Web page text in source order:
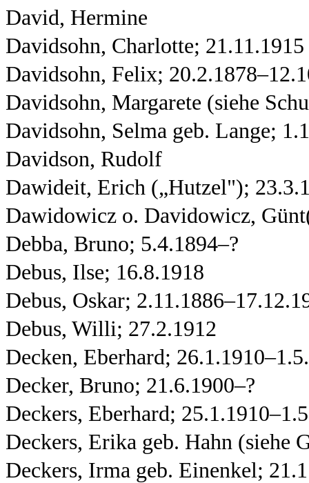
David, Hermine
Davidsohn, Charlotte; 21.11.1915
Davidsohn, Felix;
Davidsohn, Margarete (siehe
Davidsohn, Selma geb. Lange;
Davidson, Rudolf
Dawideit, Erich („Hutzel");
Dawidowicz o. Davidowicz,
Debba, Bruno; 5.4.1894–?
Debus, Ilse; 16.8.1918
Debus, Oskar;
Debus, Willi; 27.2.1912
Decken, Eberhard;
Decker, Bruno; 21.6.1900–?
Deckers, Eberhard;
Deckers, Erika geb. Hahn (siehe
Deckers, Irma geb. Einenkel;